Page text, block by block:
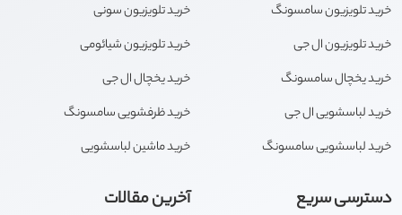
خرید تلویزیون سامسونگ
خرید تلویزیون ال جی
خرید یخچال سامسونگ
خرید لباسشویی ال جی
خرید لباسشویی سامسونگ
خرید تلویزیون سونی
خرید تلویزیون شیائومی
خرید یخچال ال جی
خرید ظرفشویی سامسونگ
خرید ماشین لباسشویی
دسترسی سریع آخرین مقالات